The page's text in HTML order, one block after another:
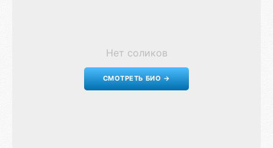
Нет соликов
СМОТРЕТЬ БИО →